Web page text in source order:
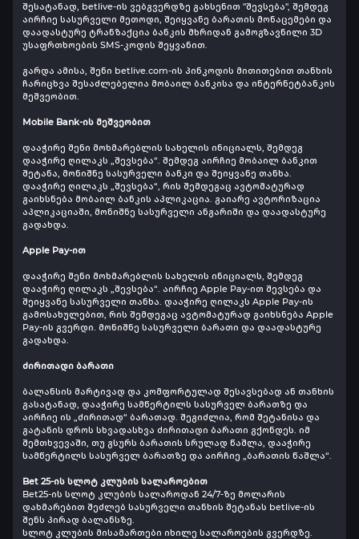
შესატანად, betlive-ის ვებგვერდზე გახსენით "შევსება", შემდეგ
აირჩიე სასურველი მეთოდი, შეიყვანე ბარათის მონაცემები და
დაადასტურე ტრანზაქცია ბანკის მხრიდან გამოგზავნილი 3D
უსაფრთხოების SMS-კოდის შეყვანით.
გარდა ამისა, შენი betlive.com-ის პინკოდის მითითებით თანხის
ჩარიცხვა შესაძლებელია მობაილ ბანკისა და ინტერნეტბანკის
მეშვეობით.
Mobile Bank-ის მეშვეობით
დააჭირე შენი მოხმარებლის სახელის ინიციალს, შემდეგ
დააჭირე ღილაკს „შევსება“. შემდეგ აირჩიე მობაილ ბანკით
შეტანა, მონიშნე სასურველი ბანკი და შეიყვანე თანხა.
დააჭირე ღილაკს „შევსება“, რის შემდეგაც ავტომატურად
გაიხსნება მობაილ ბანკის აპლიკაცია. გაიარე ავტორიზაცია
აპლიკაციაში, მონიშნე სასურველი ანგარიში და დაადასტურე
გადახდა.
Apple Pay-ით
დააჭირე შენი მოხმარებლის სახელის ინიციალს, შემდეგ
დააჭირე ღილაკს „შევსება“. აირჩიე Apple Pay-ით შევსება და
შეიყვანე სასურველი თანხა. დააჭირე ღილაკს Apple Pay-ის
გამოსახულებით, რის შემდეგაც ავტომატურად გაიხსნება Apple
Pay-ის გვერდი. მონიშნე სასურველი ბარათი და დაადასტურე
გადახდა.
ძირითადი ბარათი
ბალანსის მარტივად და კომფორტულად შესავსებად ან თანხის
გასატანად, დააჭირე სამწერტილს სასურველ ბარათზე და
აირჩიე ის „ძირითად“ ბარათად. შეგიძლია, რომ შეტანისა და
გატანის დროს სხვადასხვა ძირითადი ბარათი გქონდეს. იმ
შემთხვევაში, თუ გსურს ბარათის სრულად წაშლა, დააჭირე
სამწერტილს სასურველ ბარათზე და აირჩიე „ბარათის წაშლა“.
Bet 25-ის სლოტ კლუბის სალაროებით
Bet25-ის სლოტ კლუბის სალაროდან 24/7-ზე მოლარის
დახმარებით შეძლებ სასურველი თანხის შეტანას betlive-ის
შენს პირად ბალანსზე.
სლოტ კლუბის მისამართები იხილე სალაროების გვერდზე.